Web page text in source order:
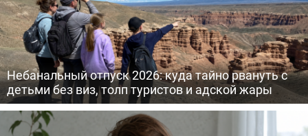
Небанальный отпуск 2026: куда тайно рвануть с
детьми без виз, толп туристов и адской жары